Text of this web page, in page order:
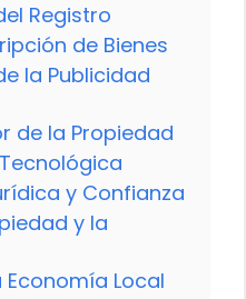
Registro
de Bienes
la Publicidad
de la Propiedad
y Confianza
y la
Local